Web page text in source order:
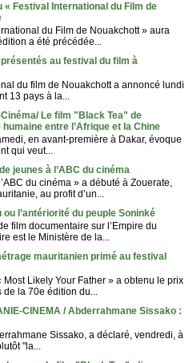
« Festival International du Film de
du Film de Nouakchott » aura
a été précédée...
au festival du film à
du film de Nouakchott a annoncé lundi
13 pays à la...
Le film "Black Tea" de
entre l’Afrique et la Chine
en avant-première à Dakar, évoque
qui veut...
jeunes à l’ABC du cinéma
du cinéma » a débuté à Zouerate,
au profit d’un...
ou l’antériorité du peuple Soninké
film documentaire sur l’Empire du
est le Ministère de la...
mauritanien primé au festival
Likely Your Father » a obtenu le prix
de la 70e édition du...
CINEMA / Abderrahmane Sissako :
Sissako, a déclaré, vendredi, à
"la...